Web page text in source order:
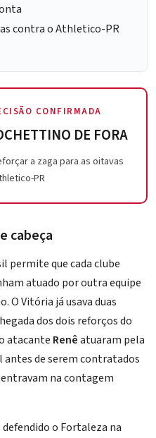
contra o Athletico-PR
CONFIRMADA
DE FORA
a zaga para as oitavas
PR
cabeça
permite que cada clube
atuado por outra equipe
O Vitória já usava duas
dos dois reforços do
atacante Renêatuaram pela
de serem contratados
na contagem
o Fortaleza na